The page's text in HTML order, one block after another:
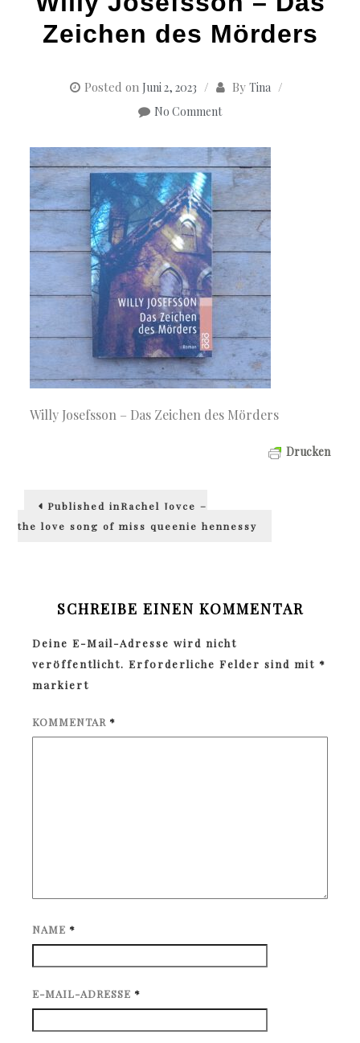
Zeichen des Mörders
Posted on Juni 2, 2023 By Tina
No Comment
Willy Josefsson – Das Zeichen des Mörders
Drucken
Beitragsnavigation
Published inRachel Joyce –
the love song of miss queenie hennessy
SCHREIBE EINEN KOMMENTAR
Deine E-Mail-Adresse wird nicht
veröffentlicht. Erforderliche Felder sind mit *
markiert
KOMMENTAR *
NAME *
E-MAIL-ADRESSE *